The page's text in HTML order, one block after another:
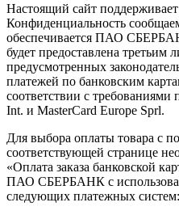
Настоящий сайт
Конфиденциальность
обеспечивается ПАО
будет предоставлена третьим
предусмотренных
платежей по банковским
соответствии с
Int. и MasterCard Europe Sprl.
Для выбора оплаты товара с
соответствующей странице
«Оплата заказа банковской
ПАО СБЕРБАНК с
следующих платежных систем: